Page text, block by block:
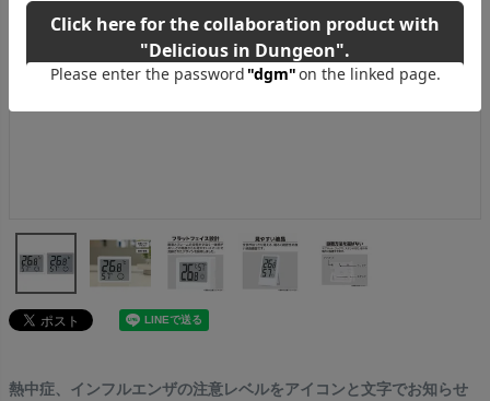
熱中症、インフルエンザの注意レベルをアイコンと文字でお知らせ